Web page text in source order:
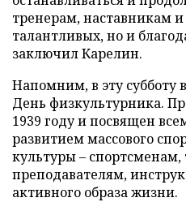
тренерам, наставникам
талантливых, но и
заключил Карелин.
Напомним, в эту субботу
День физкультурника.
1939 году и посвящен
развитием массового
культуры – спортсменам,
преподавателям,
активного образа жизни.